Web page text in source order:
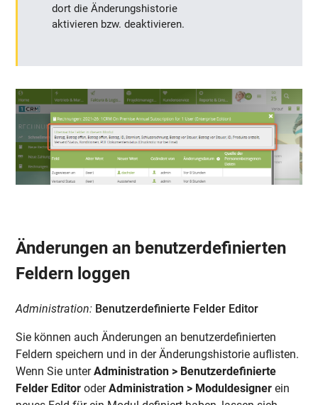
dort die Änderungshistorie
aktivieren bzw. deaktivieren.
Änderungen an benutzerdefinierten
Feldern loggen
Administration: Benutzerdefinierte Felder Editor
Sie können auch Änderungen an benutzerdefinierten
Feldern speichern und in der Änderungshistorie auflisten.
Wenn Sie unterAdministration > Benutzerdefinierte
Felder Editor oderAdministration > Moduldesigner ein